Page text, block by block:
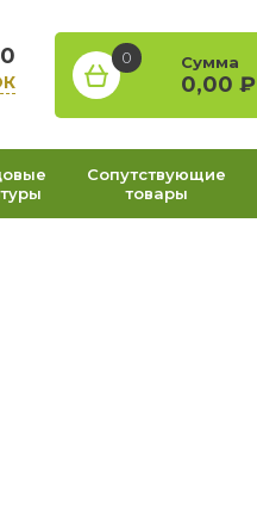
0 Сумма
0,00₽
Сопутствующие
товары